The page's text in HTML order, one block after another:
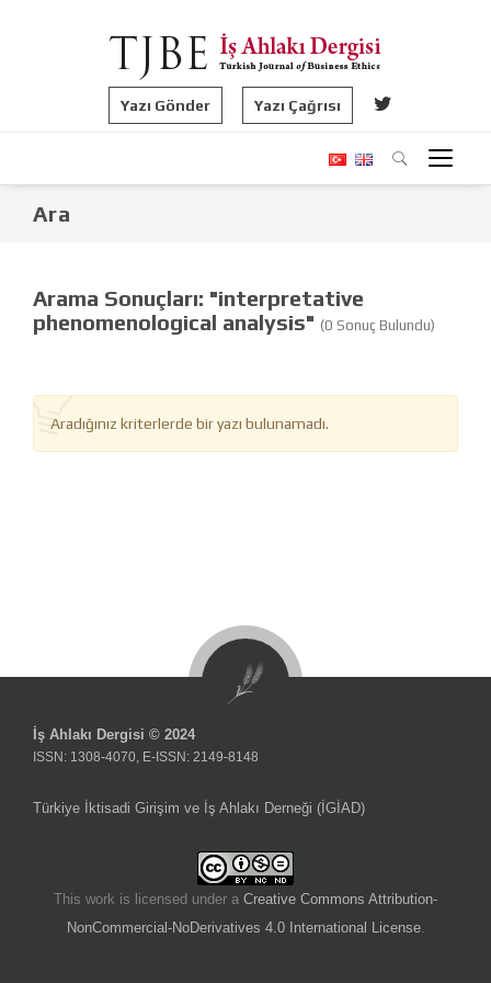
Yazı Gönder Yazı Çağrısı
Ara
Arama Sonuçları: "interpretative
phenomenological analysis" (0 Sonuç Bulundu)
Aradığınız kriterlerde bir yazı bulunamadı.
İş Ahlakı Dergisi © 2024
ISSN: 1308-4070, E-ISSN: 2149-8148
Türkiye İktisadi Girişim ve İş Ahlakı Derneği (İGİAD)
This work is licensed under a Creative Commons Attribution-
NonCommercial-NoDerivatives 4.0 International License.